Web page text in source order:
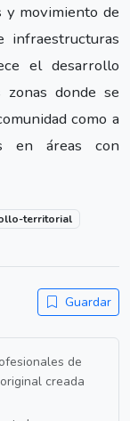
y movimiento de
infraestructuras
el desarrollo
donde se
como a
en áreas con
territorial
Guardar
de
creada